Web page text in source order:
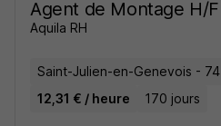
Agent de Montage H/F
Aquila RH
Saint-Julien-en-Genevois - 74
12,31 € / heure
170 jours